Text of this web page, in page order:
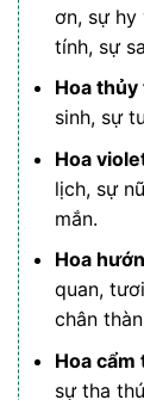
ơn, sự hy
tính, sự
Hoa thủy
sinh, sự
Hoa
lịch, sự
mắn.
Hoa
quan,
chân
Hoa cẩm
sự tha